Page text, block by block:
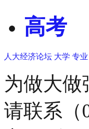
高考
人大经济论坛 大学 专业
为做大做
请联系（